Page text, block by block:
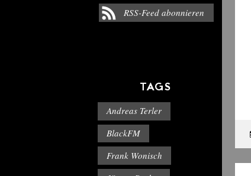
RSS-Feed abonnieren
TAGS
Andreas Terler
BlackFM
Frank Wonisch